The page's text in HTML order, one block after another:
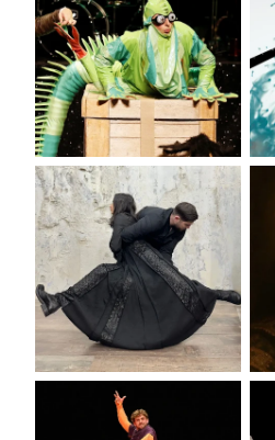
THE RABBIT
EATERS
PARTITION